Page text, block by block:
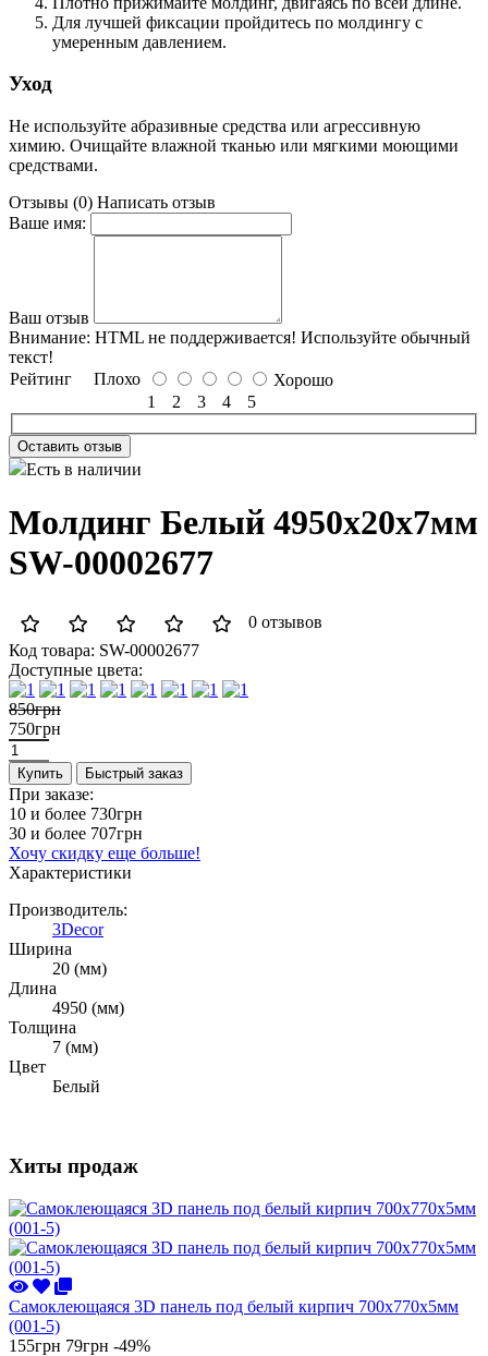
Для лучшей фиксации пройдитесь по молдингу с
умеренным давлением.
Уход
Не используйте абразивные средства или агрессивную
химию. Очищайте влажной тканью или мягкими моющими
средствами.
Отзывы (0) Написать отзыв
Ваше имя:
Ваш отзыв
Внимание: HTML не поддерживается! Используйте обычный
текст!
Рейтинг Плохо
Хорошо
1
2 3 4 5
Оставить отзыв
Есть в наличии
Молдинг Белый 4950х20х7мм
SW-00002677
0 отзывов
Код товара: SW-00002677
Доступные цвета:
850грн
750грн
Купить Быстрый заказ
При заказе:
10 и более 730грн
30 и более 707грн
Хочу скидку еще больше!
Характеристики
Производитель:
3Decor
Ширина
20 (мм)
Длина
4950 (мм)
Толщина
7 (мм)
Цвет
Белый
Хиты продаж
Самоклеющаяся 3D панель под белый кирпич 700x770x5мм
(001-5)
155грн 79грн -49%